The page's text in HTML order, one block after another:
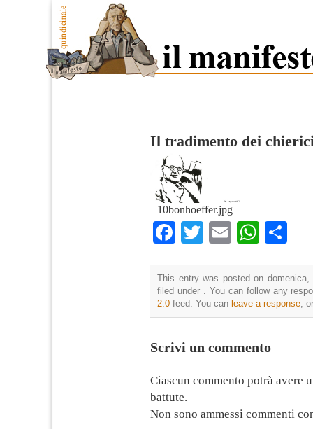
Il tradimento dei
10bonhoeffer.jpg
Facebook
TwitterEmail
This entry was posted on
filed under . You can follow any
2.0 feed. You can leave a response ,
Scrivi un commento
Ciascun commento potrà avere
battute.
Non sono ammessi commenti